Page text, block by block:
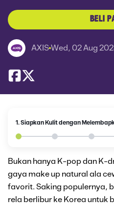
BELI
AXIS Wed, 02 Aug
1. Siapkan Kulit dengan
Bukan hanya K-pop dan K-
gaya make up natural ala
favorit. Saking populernya,
rela berlibur ke Korea untuk